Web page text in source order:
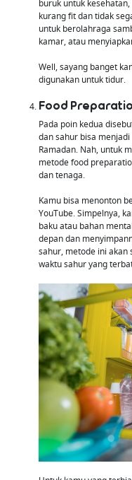
buruk untuk
kurang fit dan tidak
untuk berolahraga
kamar, atau
Well, sayang banget
digunakan untuk tidur.
Food
Pada poin kedua
dan sahur bisa
Ramadan. Nah, untuk
metode food
dan tenaga.
Kamu bisa menonton
YouTube. Simpelnya,
baku atau bahan
depan dan
sahur, metode ini
waktu sahur yang